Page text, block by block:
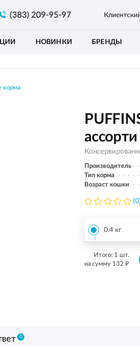
(383) 209-95-97
НОВИНКИ БРЕНДЫ
корма
Производитель
Тип корма
Возраст кошки
(0)
0.4 кг
Итого: 1 шт.
на сумму 132 ₽
0